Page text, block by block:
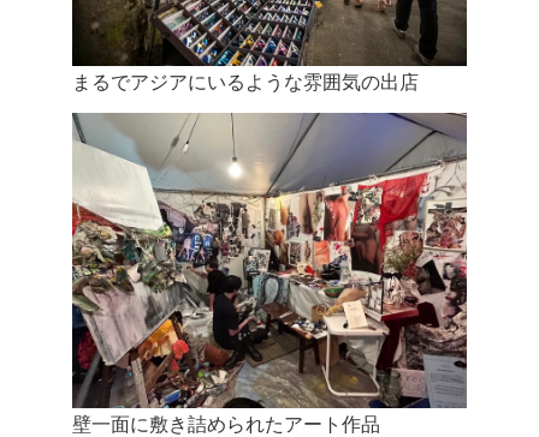
まるでアジアにいるような雰囲気の出店
壁一面に敷き詰められたアート作品